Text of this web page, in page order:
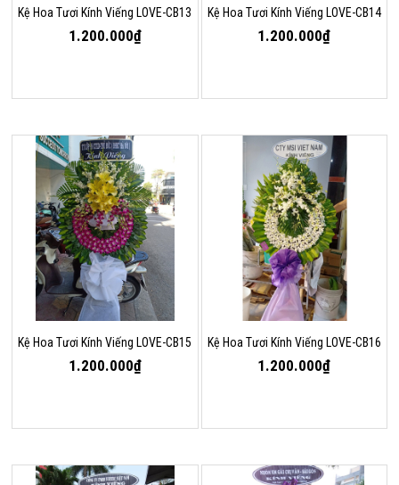
Kệ Hoa Tươi Kính Viếng LOVE-CB13
1.200.000₫
Kệ Hoa Tươi Kính Viếng LOVE-CB14
1.200.000₫
Kệ Hoa Tươi Kính Viếng LOVE-CB15
1.200.000₫
Kệ Hoa Tươi Kính Viếng LOVE-CB16
1.200.000₫